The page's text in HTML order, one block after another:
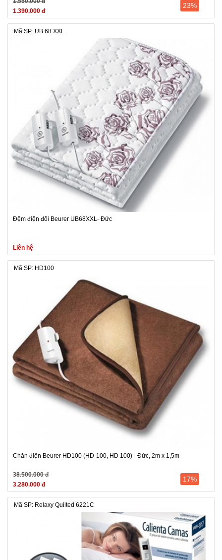
1.390.000 đ
23%
Mã SP: UB 68 XXL
Đệm điện đôi Beurer UB68XXL- Đức
Liên hệ
Mã SP: HD100
Chăn điện Beurer HD100 (HD-100, HD 100) - Đức, 2m x 1,5m
38.500.000 đ
3.280.000 đ
17%
Mã SP: Relaxy Quilted 6221C